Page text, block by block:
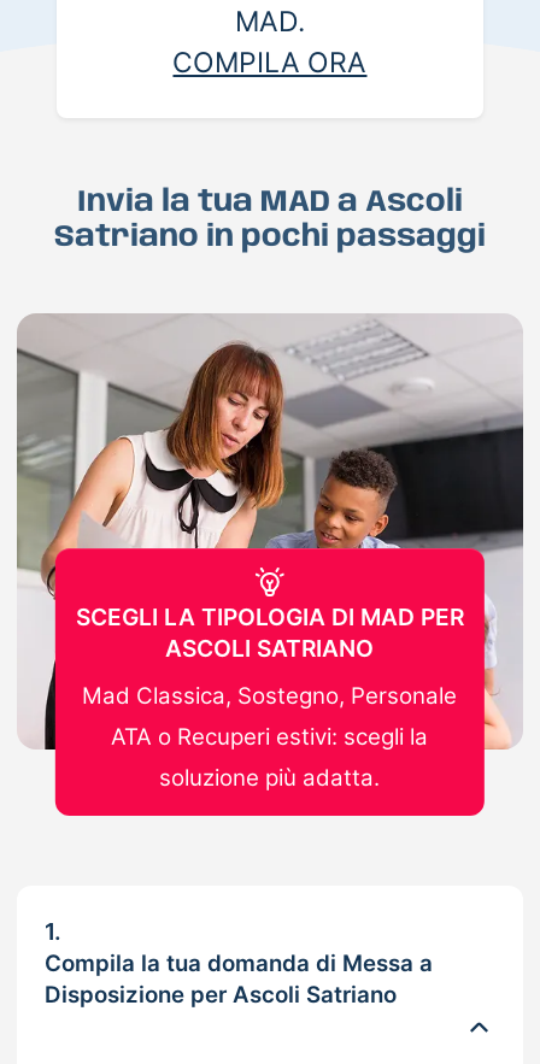
MAD.
COMPILA ORA
Invia la tua MAD a Ascoli
Satriano in pochi passaggi
1.
Compila la tua domanda di Messa a
Disposizione per Ascoli Satriano
SCEGLI LA TIPOLOGIA DI MAD PER
ASCOLI SATRIANO
Mad Classica, Sostegno, Personale
ATA o Recuperi estivi: scegli la
soluzione più adatta.